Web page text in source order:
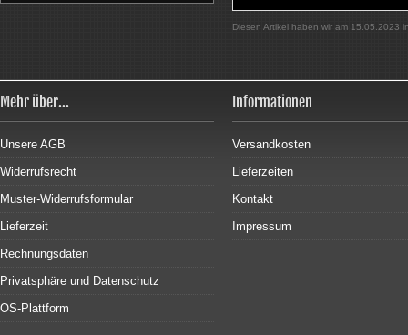
Diesen Artikel haben wir am 15.05.2023
Mehr über...
Unsere AGB
Widerrufsrecht
Muster-Widerrufsformular
Lieferzeit
Rechnungsdaten
Privatsphäre und Datenschutz
OS-Plattform
Informationen
Versandkosten
Lieferzeiten
Kontakt
Impressum